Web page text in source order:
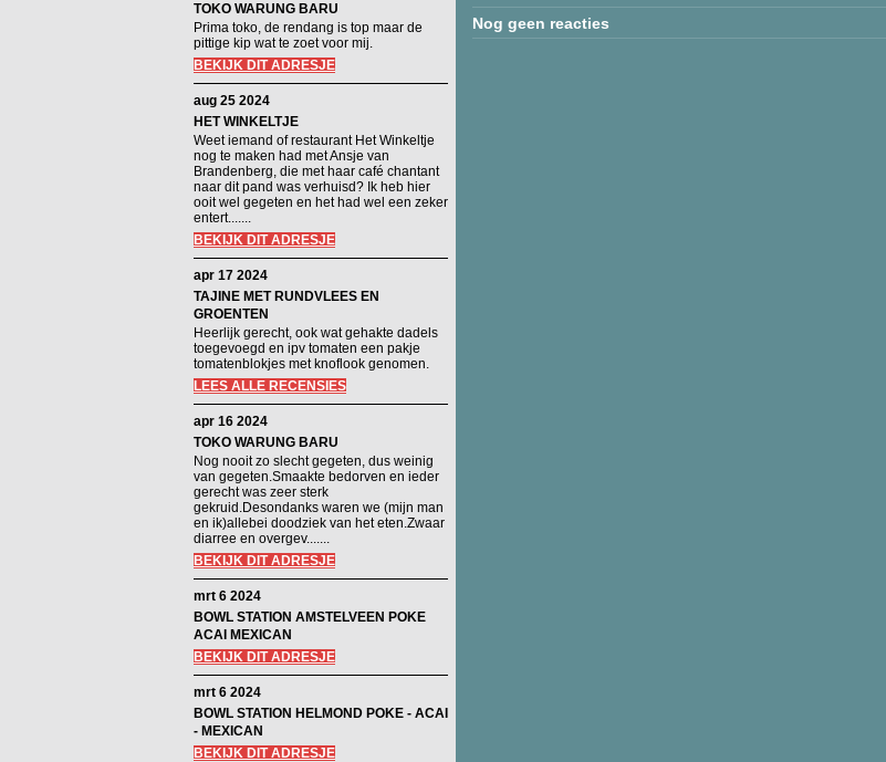
TOKO WARUNG BARU
Prima toko, de rendang is top maar de
pittige kip wat te zoet voor mij.
BEKIJK DIT ADRESJE
aug 25 2024
HET WINKELTJE
Weet iemand of restaurant Het Winkeltje
nog te maken had met Ansje van
Brandenberg, die met haar café chantant
naar dit pand was verhuisd? Ik heb hier
ooit wel gegeten en het had wel een zeker
entert.......
BEKIJK DIT ADRESJE
apr 17 2024
TAJINE MET RUNDVLEES EN
GROENTEN
Heerlijk gerecht, ook wat gehakte dadels
toegevoegd en ipv tomaten een pakje
tomatenblokjes met knoflook genomen.
LEES ALLE RECENSIES
apr 16 2024
TOKO WARUNG BARU
Nog nooit zo slecht gegeten, dus weinig
van gegeten.Smaakte bedorven en ieder
gerecht was zeer sterk
gekruid.Desondanks waren we (mijn man
en ik)allebei doodziek van het eten.Zwaar
diarree en overgev.......
BEKIJK DIT ADRESJE
mrt 6 2024
BOWL STATION AMSTELVEEN POKE
ACAI MEXICAN
BEKIJK DIT ADRESJE
mrt 6 2024
BOWL STATION HELMOND POKE - ACAI
- MEXICAN
BEKIJK DIT ADRESJE
Nog geen reacties